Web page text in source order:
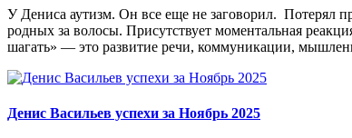
У Дениса аутизм. Он все еще не заговорил. Потерял
родных за волосы. Присутствует моментальная
шагать» — это развитие речи, коммуникации,
Денис Васильев успехи за Ноябрь 2025